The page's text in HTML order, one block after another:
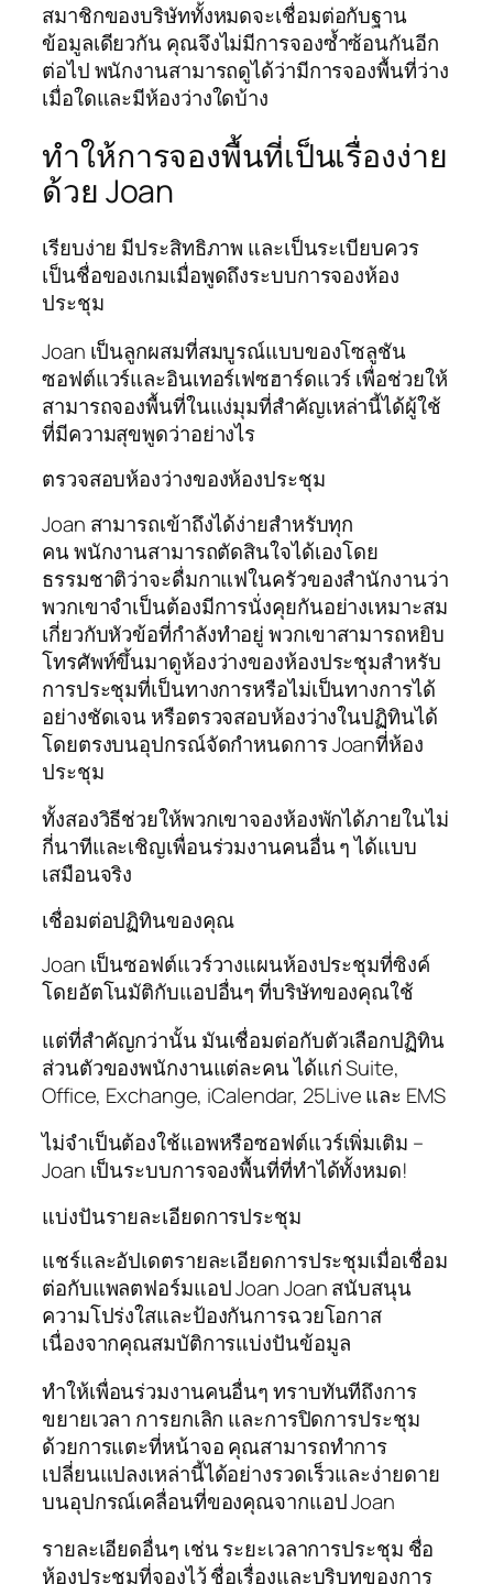
สมาชิกของบริษัททั้งหมดจะเชื่อมต่อกับฐาน
ข้อมูลเดียวกัน คุณจึงไม่มีการจองซ้ำซ้อนกันอีก
ต่อไป พนักงานสามารถดูได้ว่ามีการจองพื้นที่ว่าง
เมื่อใดและมีห้องว่างใดบ้าง
ทำให้การจองพื้นที่เป็นเรื่องง่าย
ด้วย Joan
เรียบง่าย มีประสิทธิภาพ และเป็นระเบียบควร
เป็นชื่อของเกมเมื่อพูดถึงระบบการจองห้อง
ประชุม
Joan เป็นลูกผสมที่สมบูรณ์แบบของโซลูชัน
ซอฟต์แวร์และอินเทอร์เฟซฮาร์ดแวร์ เพื่อช่วยให้
สามารถจองพื้นที่ในแง่มุมที่สำคัญเหล่านี้ได้ผู้ใช้
ที่มีความสุขพูดว่าอย่างไร
ตรวจสอบห้องว่างของห้องประชุม
Joan สามารถเข้าถึงได้ง่ายสำหรับทุก
คน พนักงานสามารถตัดสินใจได้เองโดย
ธรรมชาติว่าจะดื่มกาแฟในครัวของสำนักงานว่า
พวกเขาจำเป็นต้องมีการนั่งคุยกันอย่างเหมาะสม
เกี่ยวกับหัวข้อที่กำลังทำอยู่ พวกเขาสามารถหยิบ
โทรศัพท์ขึ้นมาดูห้องว่างของห้องประชุมสำหรับ
การประชุมที่เป็นทางการหรือไม่เป็นทางการได้
อย่างชัดเจน หรือตรวจสอบห้องว่างในปฏิทินได้
โดยตรงบนอุปกรณ์จัดกำหนดการ Joanที่ห้อง
ประชุม
ทั้งสองวิธีช่วยให้พวกเขาจองห้องพักได้ภายในไม่
กี่นาทีและเชิญเพื่อนร่วมงานคนอื่น ๆ ได้แบบ
เสมือนจริง
เชื่อมต่อปฏิทินของคุณ
Joan เป็นซอฟต์แวร์วางแผนห้องประชุมที่ซิงค์
โดยอัตโนมัติกับแอปอื่นๆ ที่บริษัทของคุณใช้
แต่ที่สำคัญกว่านั้น มันเชื่อมต่อกับตัวเลือกปฏิทิน
ส่วนตัวของพนักงานแต่ละคน ได้แก่ Suite,
Office, Exchange, iCalendar, 25Live และ EMS
ไม่จำเป็นต้องใช้แอพหรือซอฟต์แวร์เพิ่มเติม –
Joan เป็นระบบการจองพื้นที่ที่ทำได้ทั้งหมด!
แบ่งปันรายละเอียดการประชุม
แชร์และอัปเดตรายละเอียดการประชุมเมื่อเชื่อม
ต่อกับแพลตฟอร์มแอป Joan Joan สนับสนุน
ความโปร่งใสและป้องกันการฉวยโอกาส
เนื่องจากคุณสมบัติการแบ่งปันข้อมูล
ทำให้เพื่อนร่วมงานคนอื่นๆ ทราบทันทีถึงการ
ขยายเวลา การยกเลิก และการปิดการประชุม
ด้วยการแตะที่หน้าจอ คุณสามารถทำการ
เปลี่ยนแปลงเหล่านี้ได้อย่างรวดเร็วและง่ายดาย
บนอุปกรณ์เคลื่อนที่ของคุณจากแอป Joan
รายละเอียดอื่นๆ เช่น ระยะเวลาการประชุม ชื่อ
ห้องประชุมที่จองไว้ ชื่อเรื่องและบริบทของการ